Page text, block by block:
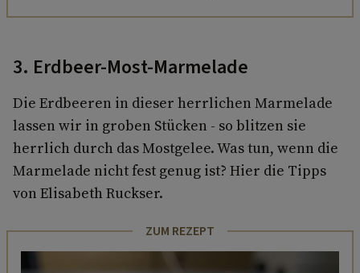
3. Erdbeer-Most-Marmelade
Die Erdbeeren in dieser herrlichen Marmelade
lassen wir in groben Stücken - so blitzen sie
herrlich durch das Mostgelee. Was tun, wenn die
Marmelade nicht fest genug ist? Hier die Tipps
von Elisabeth Ruckser.
ZUM REZEPT